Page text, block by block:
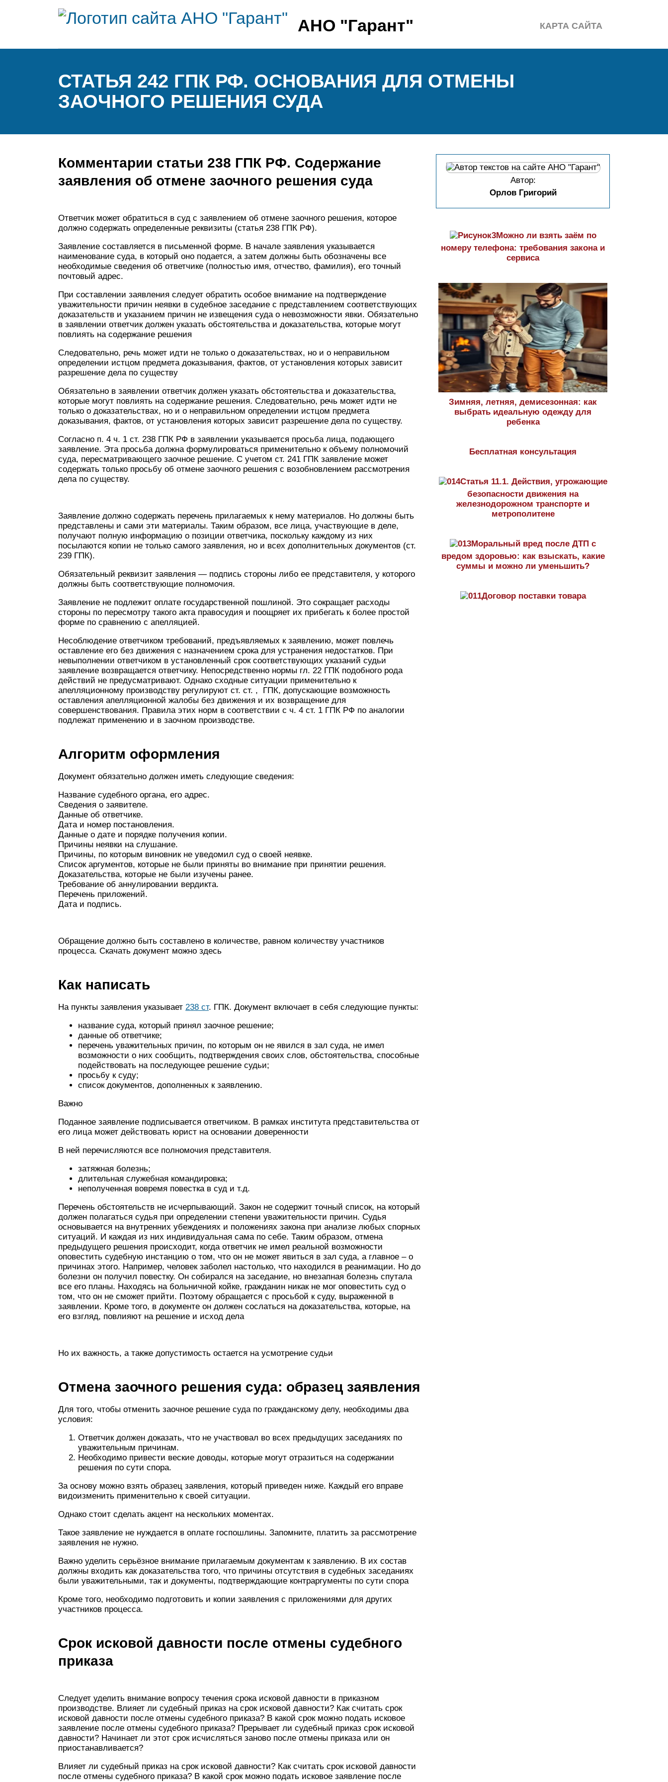
АНО "Гарант" КАРТА САЙТА
СТАТЬЯ 242 ГПК РФ. ОСНОВАНИЯ ДЛЯ ОТМЕНЫ
ЗАОЧНОГО РЕШЕНИЯ СУДА
Комментарии статьи 238 ГПК РФ. Содержание
заявления об отмене заочного решения суда
Ответчик может обратиться в суд с заявлением об отмене заочного решения, которое
должно содержать определенные реквизиты (статья 238 ГПК РФ).
Заявление составляется в письменной форме. В начале заявления указывается
наименование суда, в который оно подается, а затем должны быть обозначены все
необходимые сведения об ответчике (полностью имя, отчество, фамилия), его точный
почтовый адрес.
При составлении заявления следует обратить особое внимание на подтверждение
уважительности причин неявки в судебное заседание с представлением соответствующих
доказательств и указанием причин не извещения суда о невозможности явки. Обязательно
в заявлении ответчик должен указать обстоятельства и доказательства, которые могут
повлиять на содержание решения
Следовательно, речь может идти не только о доказательствах, но и о неправильном
определении истцом предмета доказывания, фактов, от установления которых зависит
разрешение дела по существу
Обязательно в заявлении ответчик должен указать обстоятельства и доказательства,
которые могут повлиять на содержание решения. Следовательно, речь может идти не
только о доказательствах, но и о неправильном определении истцом предмета
доказывания, фактов, от установления которых зависит разрешение дела по существу.
Согласно п. 4 ч. 1 ст. 238 ГПК РФ в заявлении указывается просьба лица, подающего
заявление. Эта просьба должна формулироваться применительно к объему полномочий
суда, пересматривающего заочное решение. С учетом ст. 241 ГПК заявление может
содержать только просьбу об отмене заочного решения с возобновлением рассмотрения
дела по существу.
Заявление должно содержать перечень прилагаемых к нему материалов. Но должны быть
представлены и сами эти материалы. Таким образом, все лица, участвующие в деле,
получают полную информацию о позиции ответчика, поскольку каждому из них
посылаются копии не только самого заявления, но и всех дополнительных документов (ст.
239 ГПК).
Обязательный реквизит заявления — подпись стороны либо ее представителя, у которого
должны быть соответствующие полномочия.
Заявление не подлежит оплате государственной пошлиной. Это сокращает расходы
стороны по пересмотру такого акта правосудия и поощряет их прибегать к более простой
форме по сравнению с апелляцией.
Несоблюдение ответчиком требований, предъявляемых к заявлению, может повлечь
оставление его без движения с назначением срока для устранения недостатков. При
невыполнении ответчиком в установленный срок соответствующих указаний судьи
заявление возвращается ответчику. Непосредственно нормы гл. 22 ГПК подобного рода
действий не предусматривают. Однако сходные ситуации применительно к
апелляционному производству регулируют ст. ст. , ГПК, допускающие возможность
оставления апелляционной жалобы без движения и их возвращение для
совершенствования. Правила этих норм в соответствии с ч. 4 ст. 1 ГПК РФ по аналогии
подлежат применению и в заочном производстве.
Алгоритм оформления
Документ обязательно должен иметь следующие сведения:
Название судебного органа, его адрес.
Сведения о заявителе.
Данные об ответчике.
Дата и номер постановления.
Данные о дате и порядке получения копии.
Причины неявки на слушание.
Причины, по которым виновник не уведомил суд о своей неявке.
Список аргументов, которые не были приняты во внимание при принятии решения.
Доказательства, которые не были изучены ранее.
Требование об аннулировании вердикта.
Перечень приложений.
Дата и подпись.
Обращение должно быть составлено в количестве, равном количеству участников
процесса. Скачать документ можно здесь
Как написать
На пункты заявления указывает 238 ст. ГПК. Документ включает в себя следующие пункты:
название суда, который принял заочное решение;
данные об ответчике;
перечень уважительных причин, по которым он не явился в зал суда, не имел
возможности о них сообщить, подтверждения своих слов, обстоятельства, способные
подействовать на последующее решение судьи;
просьбу к суду;
список документов, дополненных к заявлению.
Важно
Поданное заявление подписывается ответчиком. В рамках института представительства от
его лица может действовать юрист на основании доверенности
В ней перечисляются все полномочия представителя.
затяжная болезнь;
длительная служебная командировка;
неполученная вовремя повестка в суд и т.д.
Перечень обстоятельств не исчерпывающий. Закон не содержит точный список, на который
должен полагаться судья при определении степени уважительности причин. Судья
основывается на внутренних убеждениях и положениях закона при анализе любых спорных
ситуаций. И каждая из них индивидуальная сама по себе. Таким образом, отмена
предыдущего решения происходит, когда ответчик не имел реальной возможности
оповестить судебную инстанцию о том, что он не может явиться в зал суда, а главное – о
причинах этого. Например, человек заболел настолько, что находился в реанимации. Но до
болезни он получил повестку. Он собирался на заседание, но внезапная болезнь спутала
все его планы. Находясь на больничной койке, гражданин никак не мог оповестить суд о
том, что он не сможет прийти. Поэтому обращается с просьбой к суду, выраженной в
заявлении. Кроме того, в документе он должен сослаться на доказательства, которые, на
его взгляд, повлияют на решение и исход дела
Но их важность, а также допустимость остается на усмотрение судьи
Отмена заочного решения суда: образец заявления
Для того, чтобы отменить заочное решение суда по гражданскому делу, необходимы два
условия:
Ответчик должен доказать, что не участвовал во всех предыдущих заседаниях по
уважительным причинам.
Необходимо привести веские доводы, которые могут отразиться на содержании
решения по сути спора.
За основу можно взять образец заявления, который приведен ниже. Каждый его вправе
видоизменить применительно к своей ситуации.
Однако стоит сделать акцент на нескольких моментах.
Такое заявление не нуждается в оплате госпошлины. Запомните, платить за рассмотрение
заявления не нужно.
Важно уделить серьёзное внимание прилагаемым документам к заявлению. В их состав
должны входить как доказательства того, что причины отсутствия в судебных заседаниях
были уважительными, так и документы, подтверждающие контраргументы по сути спора
Кроме того, необходимо подготовить и копии заявления с приложениями для других
участников процесса.
Срок исковой давности после отмены судебного
приказа
Следует уделить внимание вопросу течения срока исковой давности в приказном
производстве. Влияет ли судебный приказ на срок исковой давности? Как считать срок
исковой давности после отмены судебного приказа? В какой срок можно подать исковое
заявление после отмены судебного приказа? Прерывает ли судебный приказ срок исковой
давности? Начинает ли этот срок исчисляться заново после отмены приказа или он
приостанавливается?
Влияет ли судебный приказ на срок исковой давности? Как считать срок исковой давности
после отмены судебного приказа? В какой срок можно подать исковое заявление после
Автор:
Орлов Григорий
Можно ли взять заём по
номеру телефона: требования закона и
сервиса
Зимняя, летняя, демисезонная: как
выбрать идеальную одежду для
ребенка
Бесплатная консультация
Статья 11.1. Действия, угрожающие
безопасности движения на
железнодорожном транспорте и
метрополитене
Моральный вред после ДТП с
вредом здоровью: как взыскать, какие
суммы и можно ли уменьшить?
Договор поставки товара